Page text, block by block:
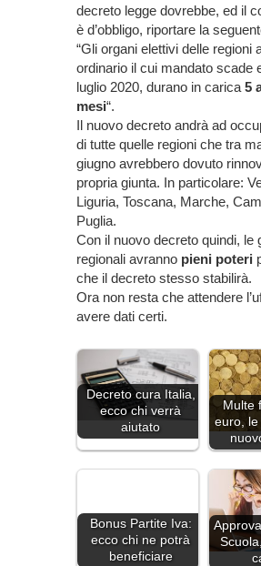
decreto legge dovrebbe, ed il
è d’obbligo, riportare la
“Gli organi elettivi delle regioni
ordinario il cui mandato scade
luglio 2020, durano in carica 5
mesi“.
Il nuovo decreto andrà ad
di tutte quelle regioni che tra
giugno avrebbero dovuto
propria giunta. In particolare:
Liguria, Toscana, Marche,
Puglia.
Con il nuovo decreto quindi, le
regionali avranno pieni poteri
che il decreto stesso stabilirà.
Ora non resta che attendere
avere dati certi.
Decreto cura Italia,
ecco chi verrà
aiutato
Multe
euro, le
Bonus Partite Iva:
ecco chi ne potrà
beneficiare